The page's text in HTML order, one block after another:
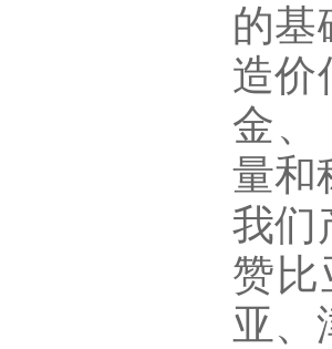
的基
造价
金、
量和
我们
赞
亚、